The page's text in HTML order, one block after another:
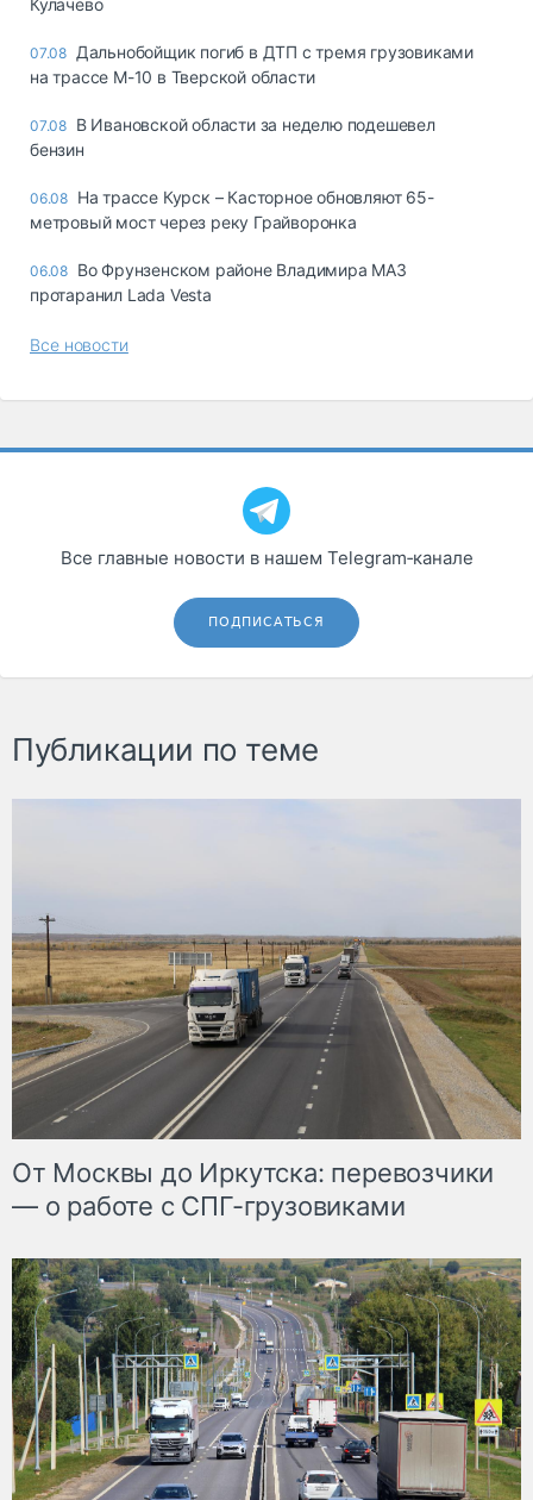
Кулачево
07.08 Дальнобойщик погиб в ДТП с тремя грузовиками
на трассе М-10 в Тверской области
07.08 В Ивановской области за неделю подешевел
бензин
06.08 На трассе Курск – Касторное обновляют 65-
метровый мост через реку Грайворонка
06.08 Во Фрунзенском районе Владимира МАЗ
протаранил Lada Vesta
Все новости
Все главные новости в нашем Telegram‑канале
ПОДПИСАТЬСЯ
Публикации по теме
От Москвы до Иркутска: перевозчики
— о работе с СПГ-грузовиками